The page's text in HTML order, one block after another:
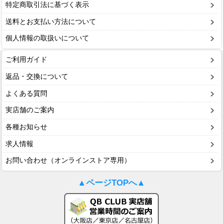
特定商取引法に基づく表示
送料とお支払い方法について
個人情報の取扱いについて
ご利用ガイド
返品・交換について
よくある質問
実店舗のご案内
各種お知らせ
求人情報
お問い合わせ（オンラインストア専用）
▲ページTOPへ▲